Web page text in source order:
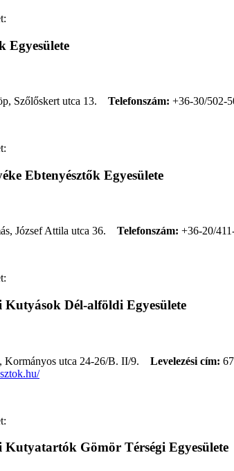
Szőlőskert utca 13. Telefonszám: +36-30/502-
Ebtenyésztők Egyesülete
József Attila utca 36. Telefonszám: +36-20/
Kutyások Dél-alföldi Egyesülete
Kormányos utca 24-26/B. II/9. Levelezési cím:
Kutyatartók Gömör Térségi Egyesülete